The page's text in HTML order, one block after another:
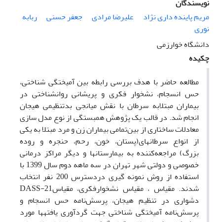
نویسندگان
مریم پاینده داری نژاد
علیرضا مرادی جعفر حسنی
ربابه
نوری
دانشگاه خوارزمی
چکیده
مطالعه حاضر با هدف بررسی رابطه بین آمیختگی شناختی،
حس انسجام، نشخوار فکری و پریشانی روان­شناختی در
بیماران مبتلابه سرطان با نقش میانجی بدتنظیمی هیجان
انجام شد. در قالب یک پژوهشهمبستگی از نوع مدل سازی
معادلات ساختاری از بینتمامی بیماران زن و مرد مبتلا به یکی
از انواع سرطان­های(پستان، خون، رحم، حنجره و روده
بزرگ) مراجعه‌کننده به بیمارستان­ها و دیگر مراکز درمانی
خصوصی و دولتی شهر تهران در سه ماهه دوم سال 1399 با
استفاده از روش نمونه گیری دردسترس 200 نفر انتخاب
شدند.مقیاس DASS-21، مقیاس نشخوارفکری، مقیاس
دشواری در تنظیم هیجان، پرسش‌نامه حس انسجام و
پرسش‌نامه آمیختگی شناختی جهت گردآوری یافته­ها مورد